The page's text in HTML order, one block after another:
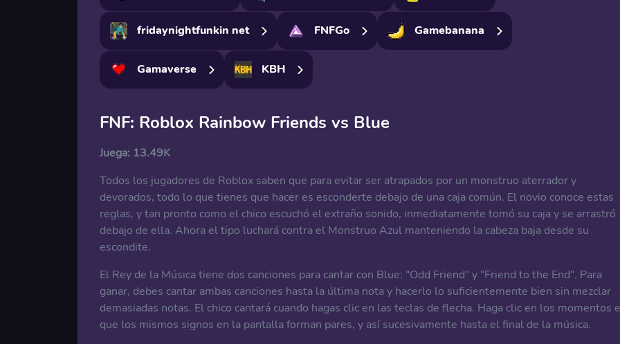
fridaynightfunkin net FNFGo Gamebanana
Gamaverse KBH
FNF: Roblox Rainbow Friends vs Blue
Juega: 13.49K
Todos los jugadores de Roblox saben que para evitar ser atrapados por un monstruo aterrador y
devorados, todo lo que tienes que hacer es esconderte debajo de una caja común. El novio conoce estas
reglas, y tan pronto como el chico escuchó el extraño sonido, inmediatamente tomó su caja y se arrastró
debajo de ella. Ahora el tipo luchará contra el Monstruo Azul manteniendo la cabeza baja desde su
escondite.
El Rey de la Música tiene dos canciones para cantar con Blue: "Odd Friend" y "Friend to the End". Para
ganar, debes cantar ambas canciones hasta la última nota y hacerlo lo suficientemente bien sin mezclar
demasiadas notas. El chico cantará cuando hagas clic en las teclas de flecha. Haga clic en los momentos
que los mismos signos en la pantalla forman pares, y así sucesivamente hasta el final de la música.